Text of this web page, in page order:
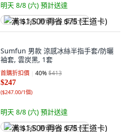
明天 8/8 (六) 預計送達
满 $1,500 再省 $75 (王道卡)
Sumfun 男款 涼感冰絲半指手套/防曬
袖套, 雲炭黑, 1套
首購折扣價 40%$413
$247
($247.00/1個)
明天 8/8 (六) 預計送達
满 $1,500 再省 $75 (王道卡)